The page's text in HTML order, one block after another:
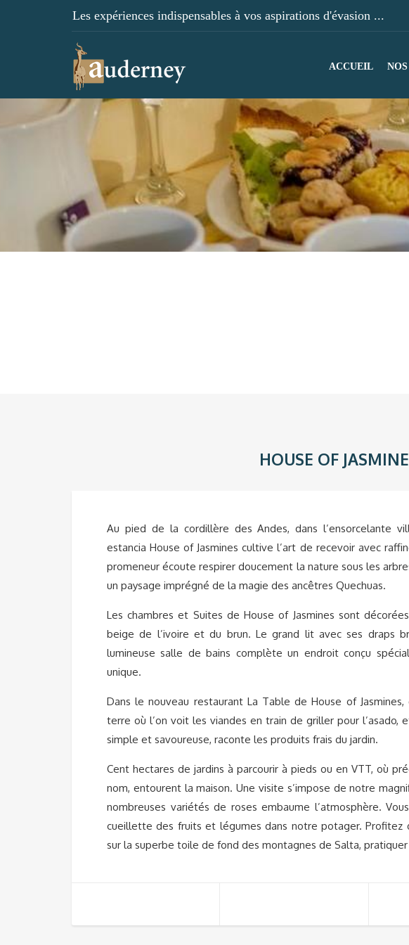
Les expériences indispensables à vos aspirations d'évasion ...
ACCUEIL
HOUSE OF
Au pied de la cordillère des Andes, dans l’ensorcelante
estancia House of Jasmines cultive l’art de recevoir avec
promeneur écoute respirer doucement la nature sous les
un paysage imprégné de la magie des ancêtres Quechuas.
Les chambres et Suites de House of Jasmines sont
beige de l’ivoire et du brun. Le grand lit avec ses draps
lumineuse salle de bains complète un endroit conçu
unique.
Dans le nouveau restaurant La Table de House of
terre où l’on voit les viandes en train de griller pour l’asado,
simple et savoureuse, raconte les produits frais du jardin.
Cent hectares de jardins à parcourir à pieds ou en VTT, où
nom, entourent la maison. Une visite s’impose de notre
nombreuses variétés de roses embaume l’atmosphère.
cueillette des fruits et légumes dans notre potager. Profitez
sur la superbe toile de fond des montagnes de Salta,